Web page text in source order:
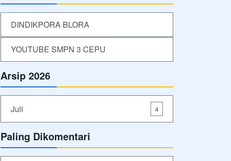
DINDIKPORA BLORA
YOUTUBE SMPN 3 CEPU
Arsip 2026
Juli 4
Paling Dikomentari